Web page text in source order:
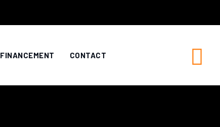
FINANCEMENT CONTACT